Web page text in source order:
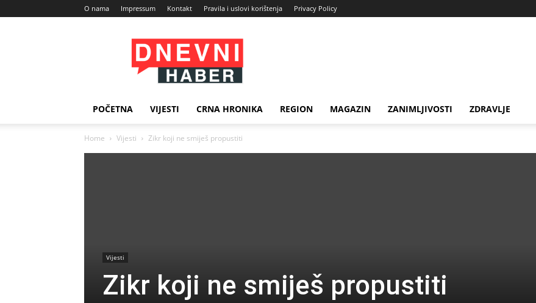
O nama Impressum Kontakt Pravila i uslovi korištenja Privacy Policy
Dnevni
Haber
POČETNA VIJESTI CRNA HRONIKA REGION MAGAZIN ZANIMLJIVOSTI ZDRAVLJE
Home Vijesti Zikr koji ne smiješ propustiti
Vijesti
Zikr koji ne smiješ propustiti